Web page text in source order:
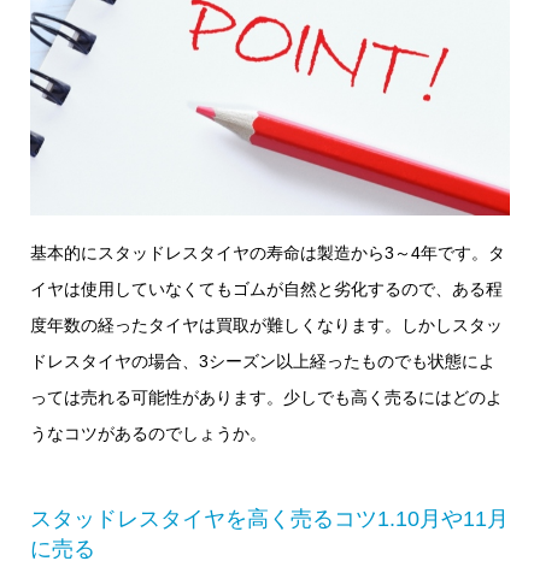
基本的にスタッドレスタイヤの寿命は製造から3～4年です。タ
イヤは使用していなくてもゴムが自然と劣化するので、ある程
度年数の経ったタイヤは買取が難しくなります。しかしスタッ
ドレスタイヤの場合、3シーズン以上経ったものでも状態によ
っては売れる可能性があります。少しでも高く売るにはどのよ
うなコツがあるのでしょうか。
スタッドレスタイヤを高く売るコツ1.10月や11月
に売る